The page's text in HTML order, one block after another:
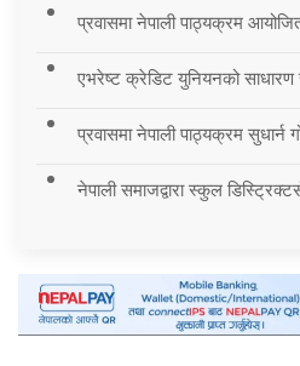
प्रवासमा नेपाली पाठ्यक्रम
एभरेष्ट क्रेडिट युनियनको
प्रवासमा नेपाली पाठ्यक्रम सुधार्न
नेपाली समाजद्वारा स्कुल